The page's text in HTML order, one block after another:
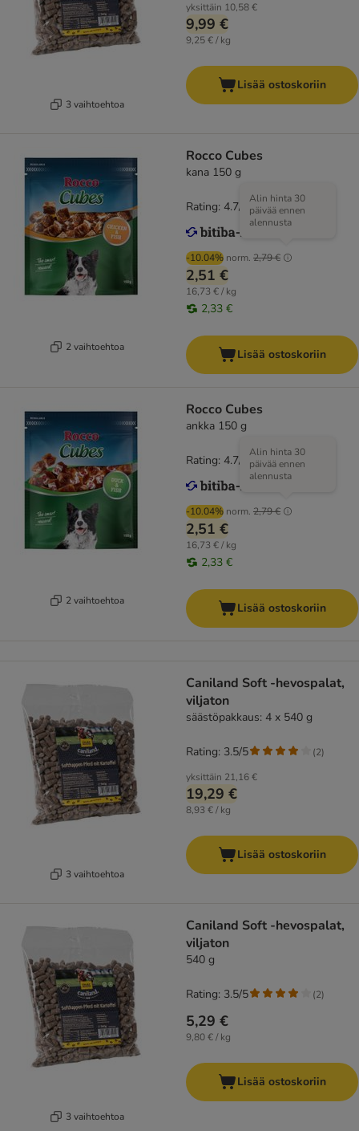
3 vaihtoehtoa
yksittäin 10,58 €
9,99 €
9,25 € / kg
Lisää ostoskoriin
2 vaihtoehtoa
Rocco Cubes
kana 150 g
-10.04% norm. 2,79 €
Alin hinta 30
päivää ennen
alennusta
2,51 €
16,73 € / kg
2,33 €
Rating: 4.7/5
Lisää ostoskoriin
2 vaihtoehtoa
Rocco Cubes
ankka 150 g
-10.04% norm. 2,79 €
Alin hinta 30
päivää ennen
alennusta
2,51 €
16,73 € / kg
2,33 €
Rating: 4.7/5
Lisää ostoskoriin
3 vaihtoehtoa
Caniland Soft -hevospalat,
viljaton
säästöpakkaus: 4 x 540 g
yksittäin 21,16 €
19,29 €
8,93 € / kg
Rating: 3.5/5 (2)
Lisää ostoskoriin
3 vaihtoehtoa
Caniland Soft -hevospalat,
viljaton
540 g
5,29 €
9,80 € / kg
Rating: 3.5/5 (2)
Lisää ostoskoriin